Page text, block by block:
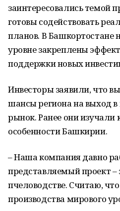
заинтересовались темой
готовы содействовать
планов. В Башкортостане
уровне закреплены
поддержки новых
Инвесторы заявили, что
шансы региона на выход
рынок. Ранее они
особенности Башкирии.
– Наша компания давно
представляемый проект –
пчеловодстве. Считаю,
производства мирового